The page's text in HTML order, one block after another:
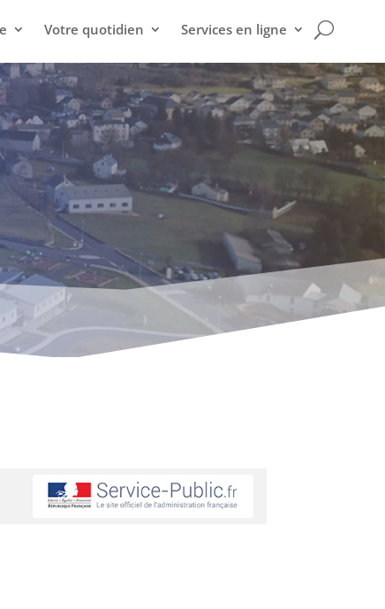
Votre quotidien Services en ligne